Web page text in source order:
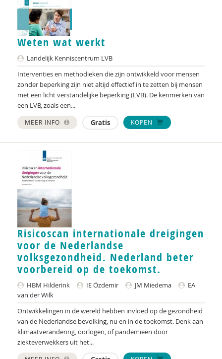
Movisie
Nederlandse Sportalliantie m.m.v. Stichting
Vreedzaam
NIDI
Pharos
QUT
Raad voor Volksgezondheid & Samenleving
Ramirelsyla Eloise
Regioplan
Sonja
United Nations Office for Disaster Risk Reduction
VGN
World Health Organization
WRR
René .C. Hoksbergen
Tim 'S Jongers
Jeugdautoriteit (JA)
Nederlandse Vereniging voor Obstetrie &
Gynaecologie (NVOG)
Weten wat werkt
Landelijk Kenniscentrum LVB
Interventies en methodieken die zijn ontwikkeld voor mensen
zonder beperking zijn niet altijd effectief in te zetten bij mensen
met een licht verstandelijke beperking (LVB). De kenmerken van
een LVB, zoals een...
MEER INFO Gratis KOPEN
Risicoscan internationale dreigingen
voor de Nederlandse
volksgezondheid. Nederland beter
voorbereid op de toekomst.
HBM Hilderink IE Özdemir JM Miedema
EA
van der Wilk
Ontwikkelingen in de wereld hebben invloed op de gezondheid
van de Nederlandse bevolking, nu en in de toekomst. Denk aan
klimaatverandering, oorlogen, of pandemieën door
ziekteverwekkers uit het...